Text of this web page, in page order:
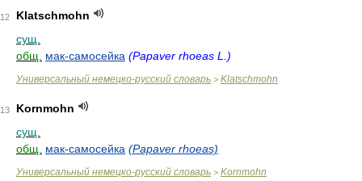
12
Klatschmohn
сущ.
общ.
мак-самосейка (Papaver rhoeas L.)
Универсальный немецко-русский словарь > Klatschmohn
13
Kornmohn
сущ.
общ.
мак-самосейка (Papaver rhoeas)
Универсальный немецко-русский словарь > Kornmohn